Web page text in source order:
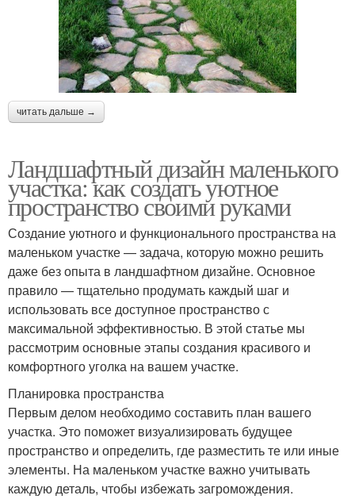
читать дальше →
Ландшафтный дизайн маленького
участка: как создать уютное
пространство своими руками
Создание уютного и функционального пространства на
маленьком участке — задача, которую можно решить
даже без опыта в ландшафтном дизайне. Основное
правило — тщательно продумать каждый шаг и
использовать все доступное пространство с
максимальной эффективностью. В этой статье мы
рассмотрим основные этапы создания красивого и
комфортного уголка на вашем участке.
Планировка пространства
Первым делом необходимо составить план вашего
участка. Это поможет визуализировать будущее
пространство и определить, где разместить те или иные
элементы. На маленьком участке важно учитывать
каждую деталь, чтобы избежать загромождения.